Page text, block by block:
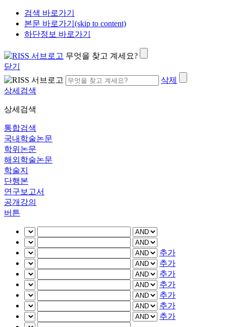
검색 바로가기
본문 바로가기(skip to content)
하단정보 바로가기
무엇을 찾고 계세요?
닫기
삭제
상세검색
상세검색
통합검색
국내학술논문
학위논문
해외학술논문
학술지
단행본
연구보고서
공개강의
버튼
추가
추가
추가
추가
추가
추가
추가